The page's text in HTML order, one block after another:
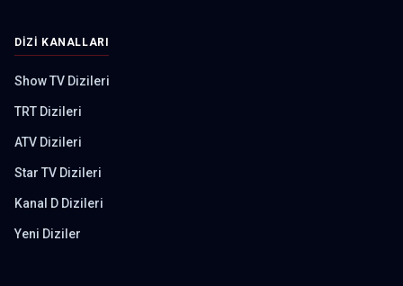
DIZI KANALLARI
Show TV Dizileri
TRT Dizileri
ATV Dizileri
Star TV Dizileri
Kanal D Dizileri
Yeni Diziler